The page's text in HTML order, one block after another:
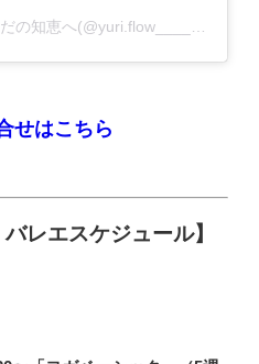
せはこちら
レエスケジュール】